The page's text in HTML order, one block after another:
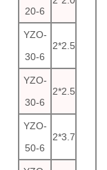
20-6
YZO-
30-6
2*2.5
YZO-
30-6
2*2.5
YZO-
50-6
2*3.7